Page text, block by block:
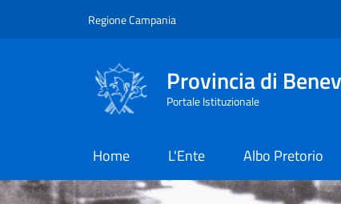
Regione Campania
Provincia di
Portale Istituzionale
Home L'Ente Albo Pretorio